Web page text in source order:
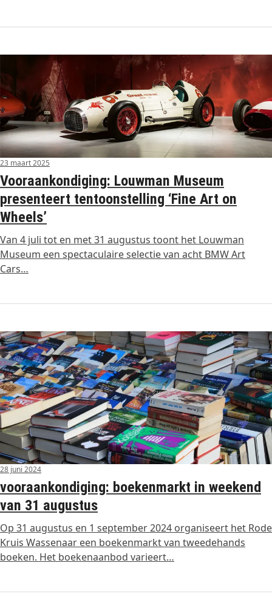
23 maart 2025
Vooraankondiging: Louwman Museum
presenteert tentoonstelling ‘Fine Art on
Wheels’
Van 4 juli tot en met 31 augustus toont het Louwman
Museum een spectaculaire selectie van acht BMW Art
Cars…
28 juni 2024
vooraankondiging: boekenmarkt in weekend
van 31 augustus
Op 31 augustus en 1 september 2024 organiseert het Rode
Kruis Wassenaar een boekenmarkt van tweedehands
boeken. Het boekenaanbod varieert…